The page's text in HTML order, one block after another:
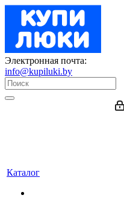
Электронная почта:
info@kupiluki.by
Каталог